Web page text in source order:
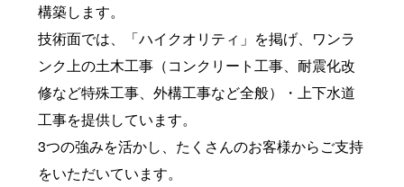
構築します。
技術面では、「ハイクオリティ」を掲げ、ワンラ
ンク上の土木工事（コンクリート工事、耐震化改
修など特殊工事、外構工事など全般）・上下水道
工事を提供しています。
3つの強みを活かし、たくさんのお客様からご支持
をいただいています。